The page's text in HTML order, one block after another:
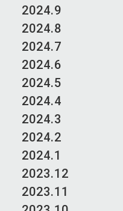
2024.9
2024.8
2024.7
2024.6
2024.5
2024.4
2024.3
2024.2
2024.1
2023.12
2023.11